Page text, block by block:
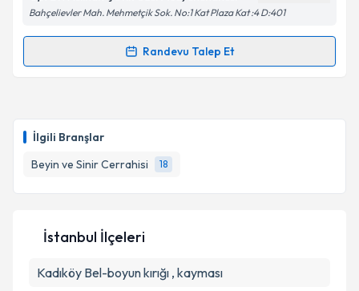
İlgili Branşlar
Beyin ve Sinir Cerrahisi
18
Kişisel verilerimin işlenmesine ilişkinAydınlatma
Bahçelievler Mah. Mehmetçik Sok. No:1 Kat Plaza Kat :4 D:401
Randevu Talep Et
Randevu Takvimi Talebi
takvim hazırlandığında e-posta ile bilgilendireceğiz.
Metni'ni okudum ve kişisel verilerimin belirtilen
İstanbul İlçeleri
Kadıköy Bel-boyun kırığı , kayması